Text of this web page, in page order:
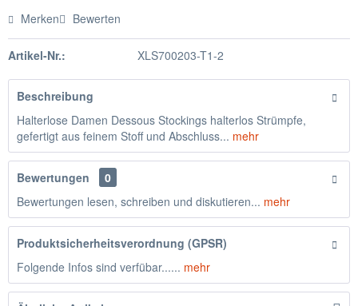
Merken Bewerten
Artikel-Nr.: XLS700203-T1-2
Beschreibung
Halterlose Damen Dessous Stockings halterlos Strümpfe,
gefertigt aus feinem Stoff und Abschluss... mehr
Bewertungen
0
Bewertungen lesen, schreiben und diskutieren... mehr
Produktsicherheitsverordnung (GPSR)
Folgende Infos sind verfübar...... mehr